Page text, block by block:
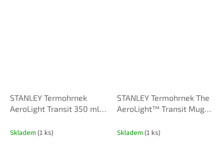
STANLEY Termohrnek
AeroLight Transit 350 ml
Skladem (1 ks)
STANLEY Termohrnek The
AeroLight™ Transit Mug
Yellow
Skladem (1 ks)